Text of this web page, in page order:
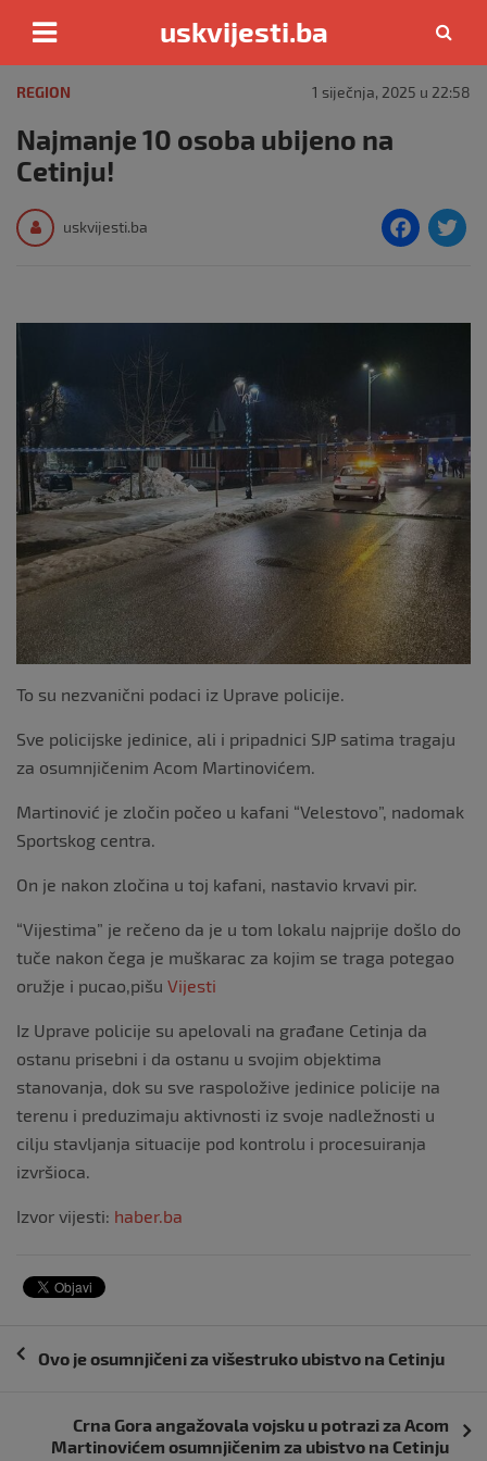
content
uskvijesti.ba
REGION 1 siječnja, 2025 u 22:58
Najmanje 10 osoba ubijeno na
Cetinju!
uskvijesti.ba
F
e
o
k
To su nezvanični podaci iz Uprave policije.
Sve policijske jedinice, ali i pripadnici SJP satima tragaju
za osumnjičenim Acom Martinovićem.
Martinović je zločin počeo u kafani “Velestovo”, nadomak
Sportskog centra.
On je nakon zločina u toj kafani, nastavio krvavi pir.
“Vijestima” je rečeno da je u tom lokalu najprije došlo do
tuče nakon čega je muškarac za kojim se traga potegao
oružje i pucao,pišu Vijesti
Iz Uprave policije su apelovali na građane Cetinja da
ostanu prisebni i da ostanu u svojim objektima
stanovanja, dok su sve raspoložive jedinice policije na
terenu i preduzimaju aktivnosti iz svoje nadležnosti u
cilju stavljanja situacije pod kontrolu i procesuiranja
izvršioca.
Izvor vijesti: haber.ba
Navigacija
objava
Ovo je osumnjičeni za višestruko ubistvo na Cetinju
Crna Gora angažovala vojsku u potrazi za Acom
Martinovićem osumnjičenim za ubistvo na Cetinju